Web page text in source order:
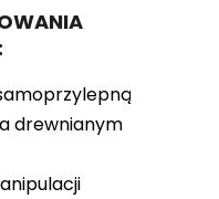
drewnianym